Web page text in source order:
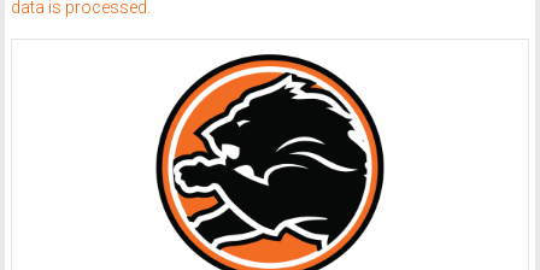
data is processed.